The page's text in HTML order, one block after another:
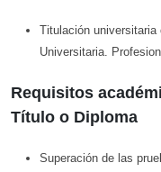
Titulación universitaria
Universitaria.
Requisitos
Título o Diploma
Superación de las